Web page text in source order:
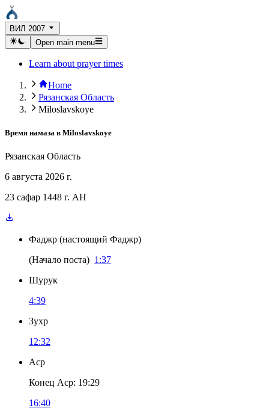
ВИЛ 2007
Open main menu
Learn about prayer times
Home
Рязанская Область
Miloslavskoye
Время намаза в Miloslavskoye
Рязанская Область
6 августа 2026 г.
23 сафар 1448 г. AH
Фаджр (настоящий Фаджр)
(Начало поста) 1:37
Шурук
4:39
Зухр
12:32
Аср
Конец Аср: 19:29
16:40